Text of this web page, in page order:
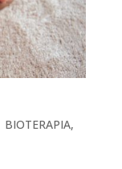
BIOTERAPIA,